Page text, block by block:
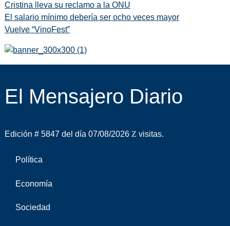
Cristina lleva su reclamo a la ONU
El salario mínimo debería ser ocho veces mayor
Vuelve “VinoFest”
El Mensajero Diario
Edición # 5847 del día 07/08/2026 visitas.
Política
Economía
Sociedad